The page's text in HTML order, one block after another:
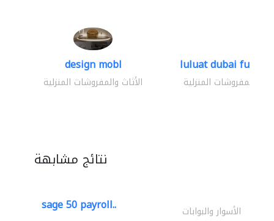
design mobl
الأثاث والمفروشات المنزلية
luluat dubai
والمفروشات المنزلية
نتائج مشابهة
sage 50 payroll.. الأسوار والبوابات